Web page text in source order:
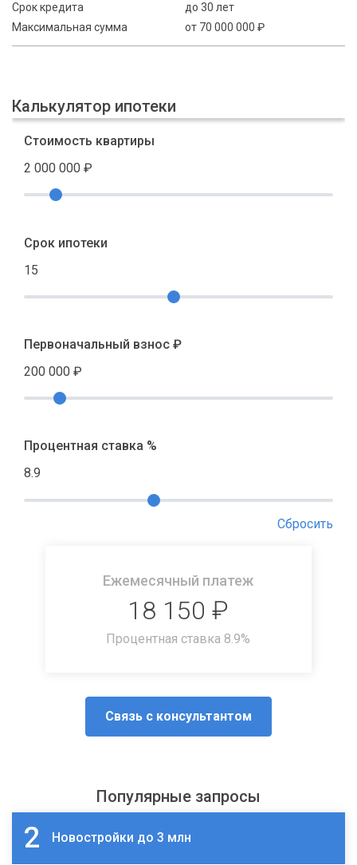
Срок кредита
до 30 лет
Максимальная сумма
от 70 000 000 ₽
Калькулятор ипотеки
Стоимость квартиры
2 000 000 ₽
Срок ипотеки
15
Первоначальный взнос ₽
200 000 ₽
Процентная ставка %
8.9
Сбросить
Ежемесячный платеж
18 150 ₽
Процентная ставка 8.9%
Связь с консультантом
Популярные запросы
2 Новостройки до 3 млн